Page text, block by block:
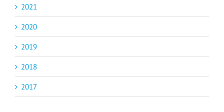
2021
2020
2019
2018
2017